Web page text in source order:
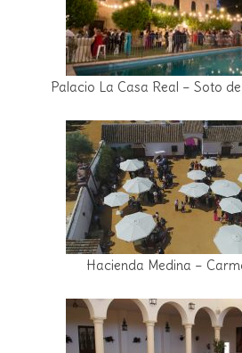
Palacio La Casa Real – Soto
Hacienda Medina –